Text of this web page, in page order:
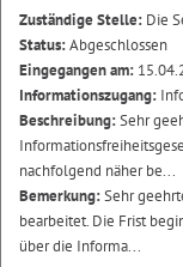
Zuständige Stelle: Die
Status:Abgeschlossen
Eingegangen am:
Informationszugang:
Beschreibung:Sehr
nachfolgend näher be...
Bemerkung:Sehr
bearbeitet. Die Frist
über die Informa...